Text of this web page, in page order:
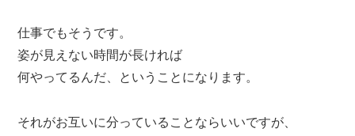
仕事でもそうです。
姿が見えない時間が長ければ
何やってるんだ、ということになります。
それがお互いに分っていることならいいですが、